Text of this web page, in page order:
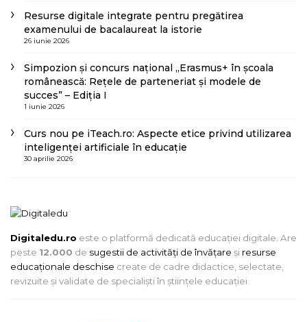
Resurse digitale integrate pentru pregătirea
examenului de bacalaureat la istorie
26 iunie 2026
Simpozion și concurs național „Erasmus+ în școala
românească: Rețele de parteneriat și modele de
succes” – Ediția I
1 iunie 2026
Curs nou pe iTeach.ro: Aspecte etice privind utilizarea
inteligenței artificiale în educație
30 aprilie 2026
Digitaledu.ro este o platformă dedicată educației digitale. Are
peste 12.000 de sugestii de activități de învățare și resurse
educaționale deschise create de cadre didactice, selectate,
revizuite și validate de specialiști în științele educației.